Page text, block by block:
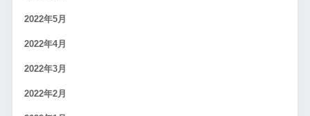
2022年5月
2022年4月
2022年3月
2022年2月